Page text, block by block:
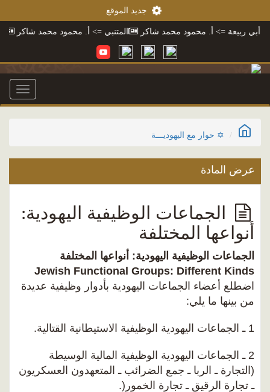
جديد الموقع
معجم المتنبي=> أ. محمود محمد شاكر => أ. محمود محمد شاكر
Toggle
✡ حوار مع اليهوديـــة
عرض المادة
الجماعات الوظيفية اليهودية:
أنواعها المختلفة
الجماعات الوظيفية اليهودية: أنواعها المختلفة
Jewish Functional Groups: Different Kinds
اضطلع أعضاء الجماعات اليهودية بأدوار وظيفية عديدة
من بينها ما يلي:
1 ـ الجماعات اليهودية الوظيفية الاستيطانية القتالية.
2 ـ الجماعات اليهودية الوظيفية المالية الوسيطة
(التجارة ـ الربا ـ جمع الضرائب ـ المتعهدون العسكريون
ـ تجارة الرقيق ـ تجارة الخمور(.